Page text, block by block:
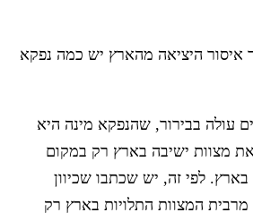
איסור היציאה מהארץ יש כמה נפקא
עולה בבירור, שהנפקא מינה היא
מצוות ישיבה בארץ רק במקום
לפי זה, יש שכתבו שכיוון
מרבית המצוות התלויות בארץ רק